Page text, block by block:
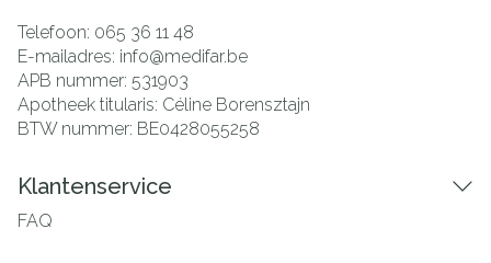
Telefoon: 065 36 11 48
E-mailadres: info@medifar.be
APB nummer: 531903
Apotheek titularis: Céline Borensztajn
BTW nummer: BE0428055258
Klantenservice
FAQ